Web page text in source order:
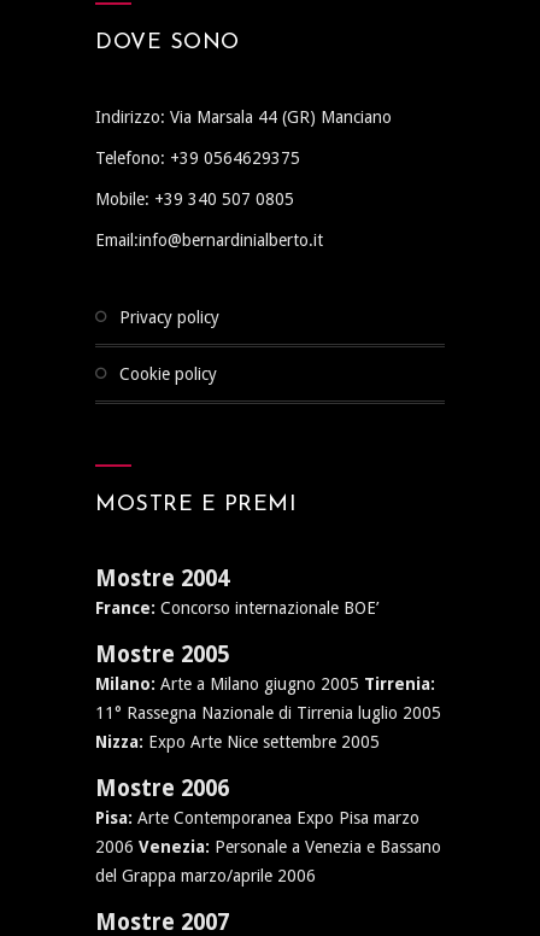
DOVE SONO
Indirizzo: Via Marsala 44 (GR) Manciano
Telefono: +39 0564629375
Mobile: +39 340 507 0805
Email:info@bernardinialberto.it
privacy policy
cookie policy
MOSTRE E PREMI
Mostre 2004
France: Concorso internazionale BOE’
Mostre 2005
Milano: Arte a Milano giugno 2005 Tirrenia:
11° Rassegna Nazionale di Tirrenia luglio 2005
Nizza: Expo Arte Nice settembre 2005
Mostre 2006
Pisa: Arte Contemporanea Expo Pisa marzo
2006 Venezia: Personale a Venezia e Bassano
del Grappa marzo/aprile 2006
Mostre 2007